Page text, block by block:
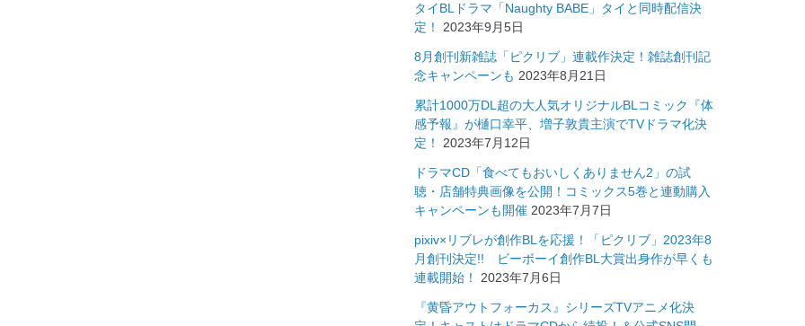
タイBLドラマ「Naughty BABE」タイと同時配信決
定！
2023年9月5日
8月創刊新雑誌「ピクリブ」連載作決定！雑誌創刊記
念キャンペーンも 2023年8月21日
累計1000万DL超の大人気オリジナルBLコミック『体
感予報』が樋口幸平、増子敦貴主演でTVドラマ化決
定！
2023年7月12日
ドラマCD「食べてもおいしくありません2」の試
聴・店舗特典画像を公開！コミックス5巻と連動購入
キャンペーンも開催 2023年7月7日
pixiv×リブレが創作BLを応援！「ピクリブ」2023年8
月創刊決定!! ビーボーイ創作BL大賞出身作が早くも
連載開始！
2023年7月6日
『黄昏アウトフォーカス』シリーズTVアニメ化決